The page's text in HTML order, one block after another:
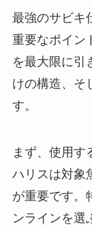
最強のサビキ
重要なポイン
を最大限に引
けの構造、そ
す。
まず、使用す
ハリスは対象
が重要です。
ンラインを選